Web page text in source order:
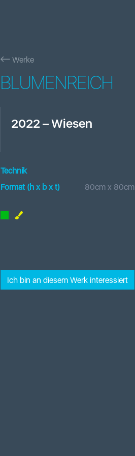
Werke
BLUMENREICH
2022–Wiesen
Technik
Format (h x bx t) 80cm x 80cm
Ich bin an diesem Werk interessiert